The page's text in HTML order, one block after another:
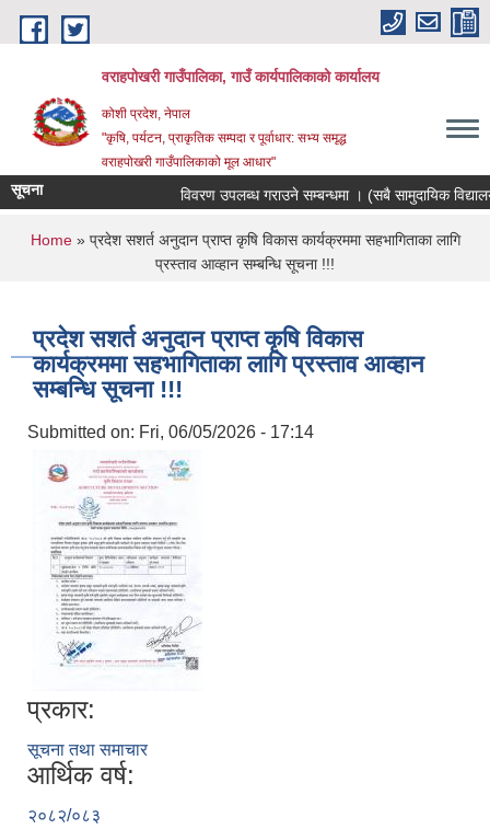
Skip to main content
वराहपोखरी गाउँपालिका, गाउँ कार्यपालिकाको कार्यालय
कोशी प्रदेश, नेपाल
"कृषि, पर्यटन, प्राकृतिक सम्पदा र पूर्वाधार: सभ्य समृद्ध
वराहपोखरी गाउँपालिकाको मूल आधार"
सूचना विवरण उपलब्ध गराउने सम्बन्धमा । (सबै सामुदायिक
You are here
Home» प्रदेश सशर्त अनुदान प्राप्त कृषि विकास कार्यक्रममा सहभागिताका लागि
प्रस्ताव आव्हान सम्बन्धि सूचना !!!
प्रदेश सशर्त अनुदान प्राप्त कृषि विकास
कार्यक्रममा सहभागिताका लागि प्रस्ताव आव्हान
सम्बन्धि सूचना !!!
Submitted on: Fri, 06/05/2026 - 17:14
प्रकार:
सूचना तथा समाचार
आर्थिक वर्ष:
२०८२/०८३